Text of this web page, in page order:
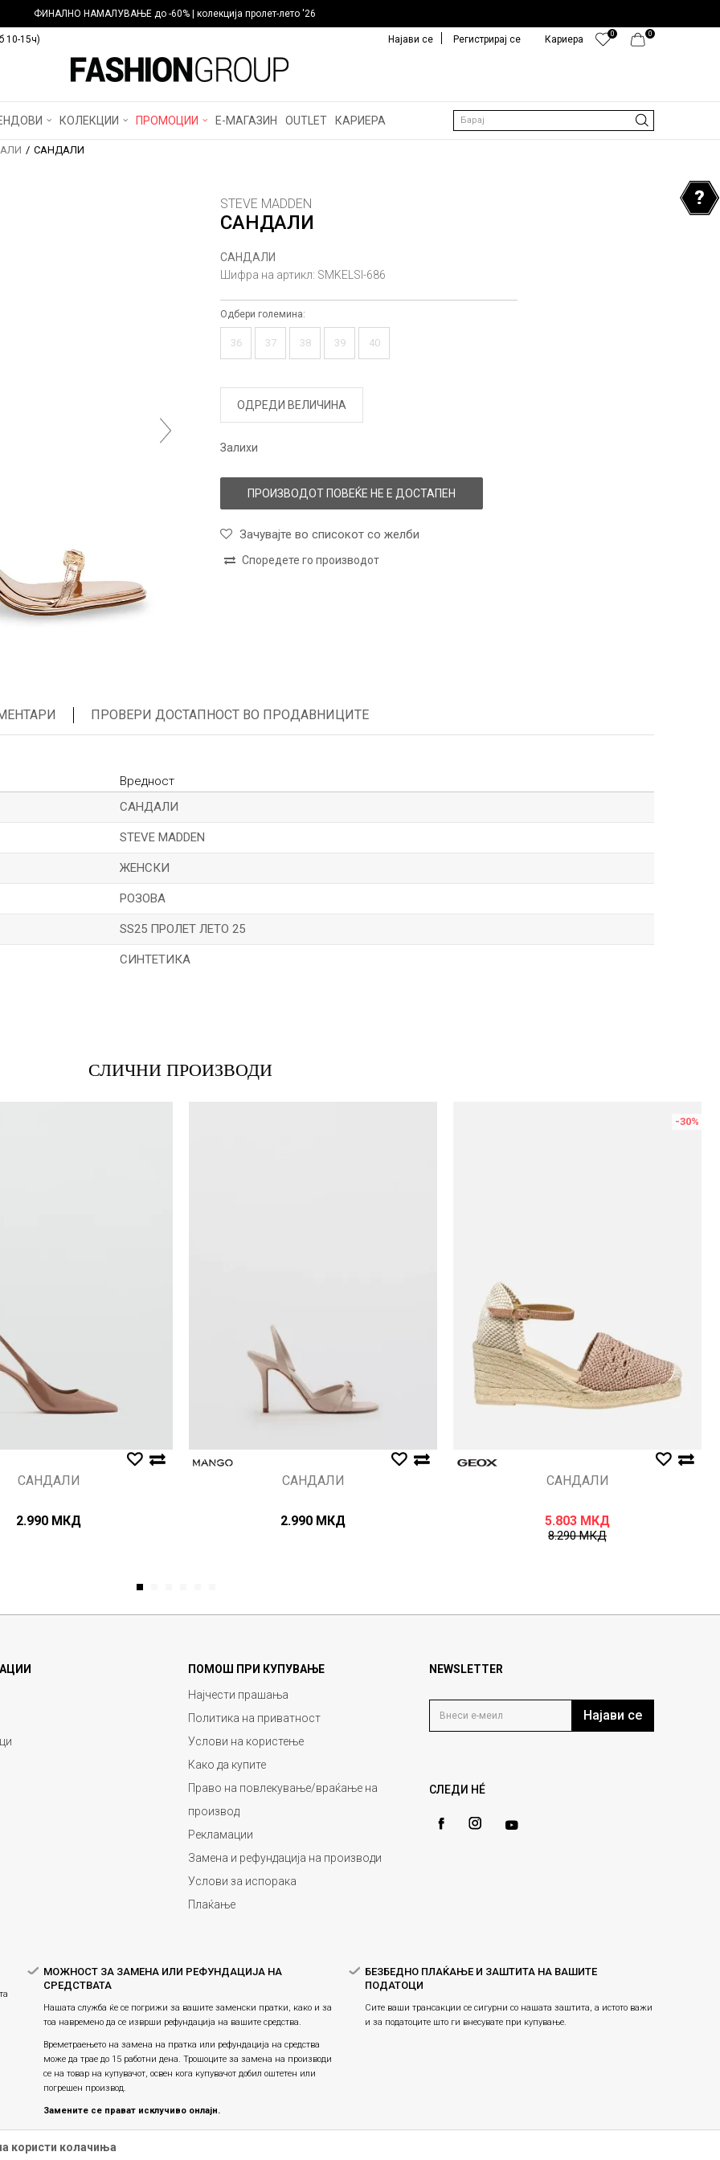
ФИНАЛНО НАМАЛУВАЊЕ до -60% | колекција пролет-лето '26
10-15ч) 0
0
Кариера
Најави се Регистрирај се
КОЛЕКЦИИ ПРОМОЦИИ Е-МАГАЗИН OUTLET КАРИЕРА Барај
САНДАЛИ
STEVE MADDEN
САНДАЛИ
САНДАЛИ
Шифра на артикл: SMKELSI-686
Одбери големина:
36 37 38 39 40
ОДРЕДИ ВЕЛИЧИНА
Залихи
ПРОИЗВОДОТ ПОВЕЌЕ НЕ Е ДОСТАПЕН
Зачувајте во списокот со желби
Споредете го производот
ПРОВЕРИ ДОСТАПНОСТ ВО ПРОДАВНИЦИТЕ
Вредност
САНДАЛИ
STEVE MADDEN
ЖЕНСКИ
РОЗОВА
SS25 ПРОЛЕТ ЛЕТО 25
СИНТЕТИКА
СЛИЧНИ ПРОИЗВОДИ
САНДАЛИ
2.990 МКД
САНДАЛИ
2.990 МКД
-30%
САНДАЛИ
5.803 МКД
8.290МКД
1
ПОМОШ ПРИ КУПУВАЊЕ
Најчести прашања
Политика на приватност
Услови на користење
Како да купите
Право на повлекување/враќање на
производ
Рекламации
Замена и рефундација на производи
Услови за испорака
Плаќање
NEWSLETTER
Најави се
СЛЕДИ НÉ
МОЖНОСТ ЗА ЗАМЕНА ИЛИ РЕФУНДАЦИЈА НА
СРЕДСТВАТА
Нашата служба ќе се погрижи за вашите заменски пратки, како и за
тоа навремено да се изврши рефундација на вашите средства.
Времетраењето на замена на пратка или рефундацијa на средства
може да трае до 15 работни дена. Трошоците за замена на производи
се на товар на купувачот, освен кога купувачот добил оштетен или
погрешен производ.
Замените се прават исклучиво онлајн.
Праксата на замена на производите продолжува, истите се
заменуваат единствено онлајн и не е можна физичка замена во
БЕЗБЕДНО ПЛАЌАЊЕ И ЗАШТИТА НА ВАШИТЕ
ПОДАТОЦИ
Сите ваши трансакции се сигурни со нашата заштита, а истото важи
и за податоците што ги внесувате при купување.
користи колачиња